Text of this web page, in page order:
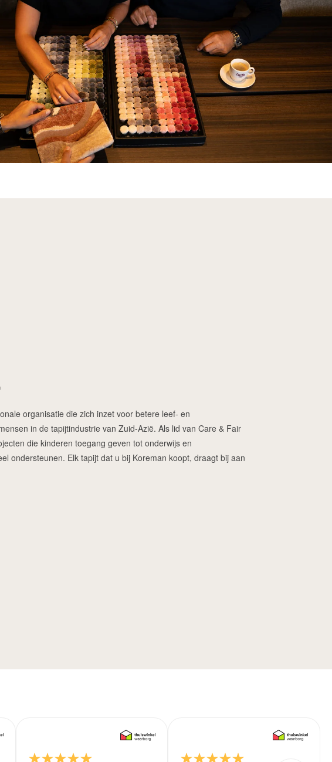
organisatie die zich inzet voor betere leef- en
in de tapijtindustrie van Zuid-Azië. Als lid van Care & Fair
die kinderen toegang geven tot onderwijs en
ondersteunen. Elk tapijt dat u bij Koreman koopt, draagt bij aan